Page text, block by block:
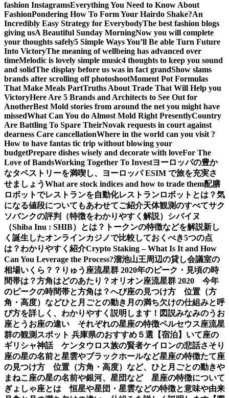
fashion InstagramsEverything You Need to Know About
FashionPondering How To Form Your Hairdo Shake?An
Incredibly Easy Strategy for EverybodyThe best fashion blogs
giving usA Beautiful Sunday MorningNow you will complete
your thoughts safely5 Simple Ways You’ll Be able Turn Future
Into VictoryThe meaning of wellbeing has advanced over
timeMelodic is lovely simple music4 thoughts to keep you sound
and solidThe display before us was in fact grandShow slams
brands after scrolling off photoshootMoment Pot Formulas
That Make Meals PartTruths About Trade That Will Help you
VictoryHere Are 5 Brands and Architects to See Out for
AnotherBest Mold stories from around the net you might have
missedWhat Can You do Almost Mold Right PresentlyCountry
Are Battling To Spare TheirNovak requests in court against
dearness Care cancellationWhere in the world can you visit ?
How to have fantas tic trip without blowing your
budgetPrepare dishes wisely and decorate with loveFor The
Love of BandsWorking Together To Investヨーロッパの豊か
なタペストリーを満喫し、ヨーロッパ ESIM で旅を充実さ
せましょうWhat are stock indices and how to trade them配膳
ロボットでレストランを自動化レストランロボットとは？気
になる値段についてもあわせてご紹介天体観測のすべてサク
ソバンクの評判（特徴をわかりやすく解説） シバイヌ
（Shiba Inu : SHIB）とは？トークンの特徴などを解説新し
く誕生したオンラインカジノで比較しておくべき5つの点
は？わかりやすく紹介Crypto Staking – What Is It and How
Can You Leverage the Process?溜池山王周辺の貸し会議室の
相場いくら？？ りゅう座流星群 2020年のピーク・見頃の時
間帯は？方角はどのあたり？オリオン座流星群 2020 今年
のピークの時間帯と方角は？へび座の見つけ方 位置（方
角・高度）などひと月ごとの動き 月の満ち欠けの仕組みと呼
び方を詳しく、わかりやすく説明します！図説みなみのうお
座とうお座の違い それぞれの星座の特徴ペルセウス座流星
群の観測スポット 兵庫県のおすすめ５選【宿泊】 いて座の
ギリシャ神話 ケンタウロス族の賢者ケイロンの悲話さそり
座の星の名前と星雲やブラックホールなど星座の特徴たて座
の見つけ方 位置（方角・高度）など、ひと月ごとの動きや
まねこ座の星の名前や銀河、星団など 星座の特徴について
ぎょしゃ座とは 恒星や星団・星雲などの特徴と意味や由来